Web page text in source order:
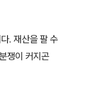
. 재산을 팔 수
쟁이 커지곤